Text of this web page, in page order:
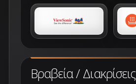
Βραβεία / Διακρίσεις